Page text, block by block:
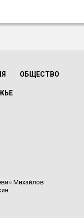
ОБЩЕСТВО
Михайлов